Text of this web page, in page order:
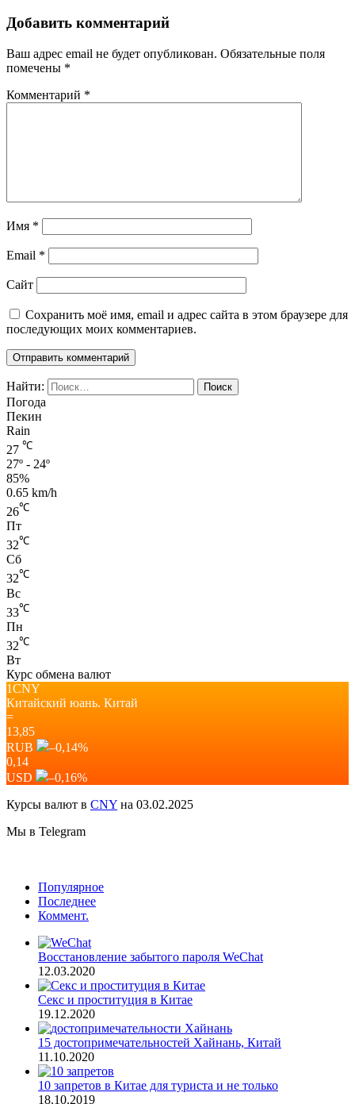
Добавить комментарий
Ваш адрес email не будет опубликован. Обязательные поля
помечены *
Комментарий *
Имя *
Email *
Сайт
Сохранить моё имя, email и адрес сайта в этом браузере для
последующих моих комментариев.
Найти:
Погода
Пекин
Rain
27 ℃
27º - 24º
85%
0.65 km/h
26℃
Пт
32℃
Сб
32℃
Вс
33℃
Пн
32℃
Вт
Курс обмена валют
1CNY
Китайский юань. Китай
=
13,85
RUB
–0,14%
0,14
USD
–0,16%
Курсы валют в CNY на 03.02.2025
Мы в Telegram
Популярное
Последнее
Коммент.
Восстановление забытого пароля WeChat
12.03.2020
Секс и проституция в Китае
19.12.2020
15 достопримечательностей Хайнань, Китай
11.10.2020
10 запретов в Китае для туриста и не только
18.10.2019